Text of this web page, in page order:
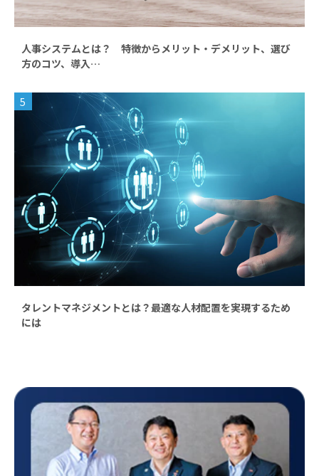
人事システムとは？ 特徴からメリット・デメリット、選び
方のコツ、導入…
5
タレントマネジメントとは？最適な人材配置を実現するため
には